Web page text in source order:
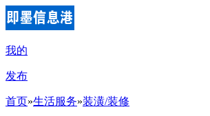
我的
发布
首页»生活服务»装潢/装修